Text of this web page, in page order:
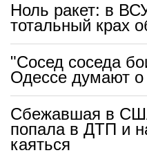
Ноль ракет: в
тотальный крах
"Сосед соседа
Одессе думают о
Сбежавшая в
попала в ДТП и
каяться